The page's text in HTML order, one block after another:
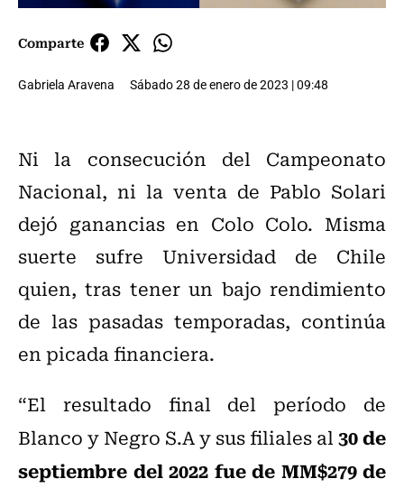
Comparte
Gabriela Aravena Sábado 28 de enero de 2023 | 09:48
Ni la consecución del Campeonato
Nacional, ni la venta de Pablo Solari
dejó ganancias en Colo Colo. Misma
suerte sufre Universidad de Chile
quien, tras tener un bajo rendimiento
de las pasadas temporadas, continúa
en picada financiera.
“El resultado final del período de
Blanco y Negro S.A y sus filiales al30 de
septiembre del 2022 fue de MM$279 de